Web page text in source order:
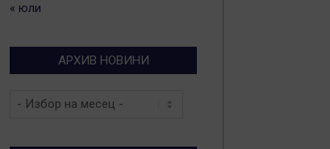
« юли
АРХИВ НОВИНИ
Архив